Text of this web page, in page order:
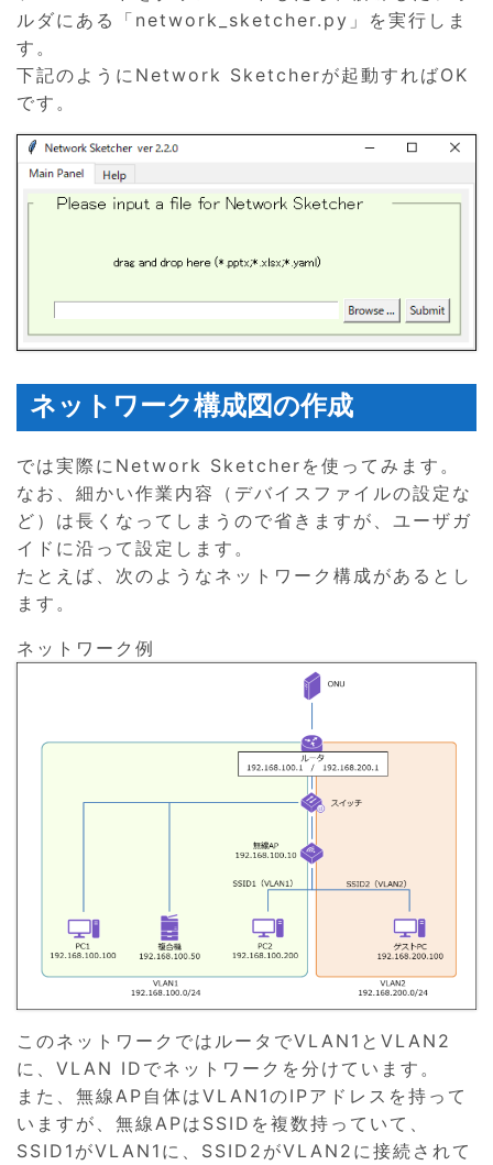
ルダにある「network_sketcher.py」を実行しま
す。
下記のようにNetwork Sketcherが起動すればOK
です。
ネットワーク構成図の作成
では実際にNetwork Sketcherを使ってみます。
なお、細かい作業内容（デバイスファイルの設定な
ど）は長くなってしまうので省きますが、ユーザガ
イドに沿って設定します。
たとえば、次のようなネットワーク構成があるとし
ます。
ネットワーク例
このネットワークではルータでVLAN1とVLAN2
に、VLAN IDでネットワークを分けています。
また、無線AP自体はVLAN1のIPアドレスを持って
いますが、無線APはSSIDを複数持っていて、
SSID1がVLAN1に、SSID2がVLAN2に接続されて